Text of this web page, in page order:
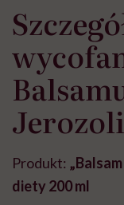
Produkt:
diety 200 ml